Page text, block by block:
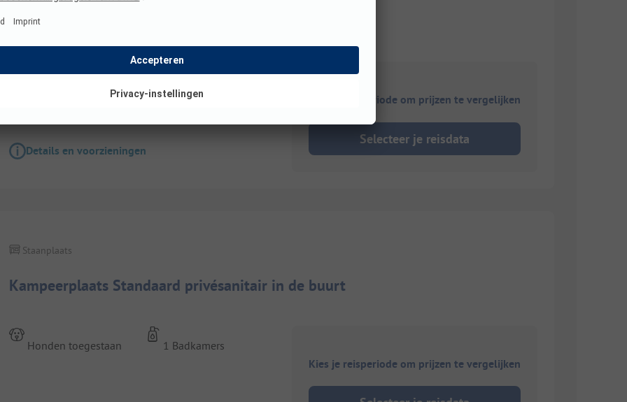
Kampeerplaats Standaard
Details en voorzieningen
Kies je reisperiode om prijzen te vergelijken
Selecteer je reisdata
Kampeerplaats Standaard privésanitair in de buurt
Staanplaats
Honden toegestaan 1 Badkamers
Kies je reisperiode om prijzen te vergelijken